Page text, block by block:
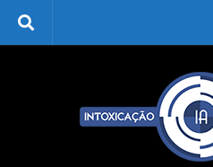
Skip to content